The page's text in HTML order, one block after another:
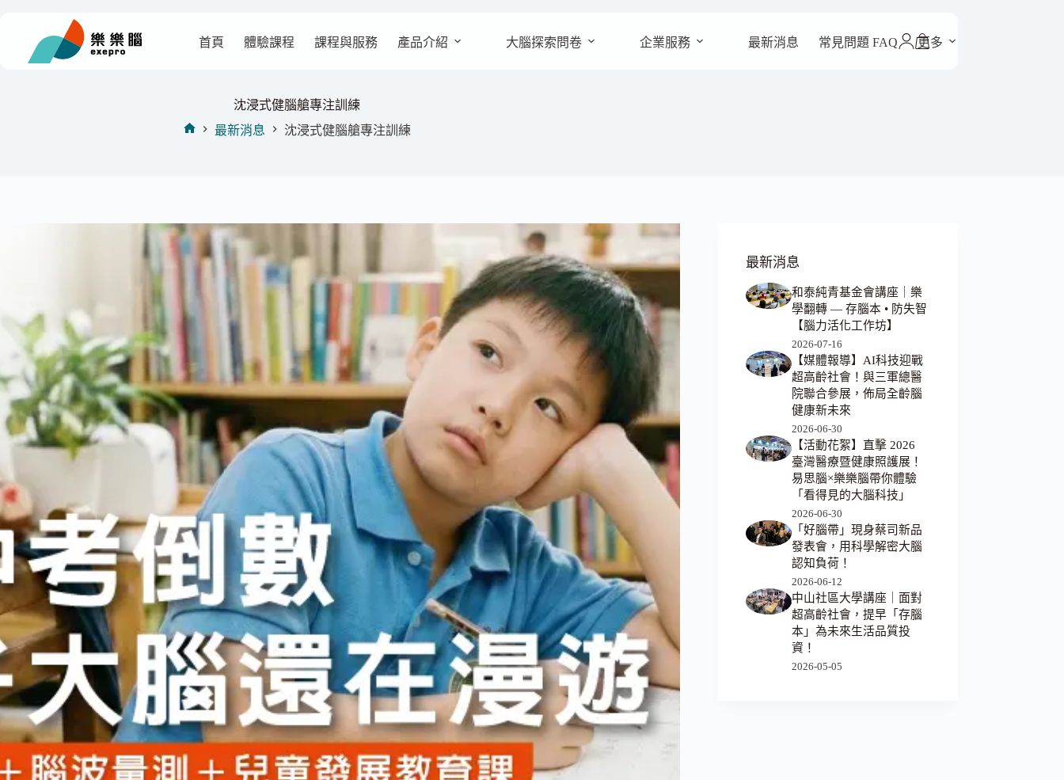
首頁 體驗課程 課程與服務 產品介紹 大腦探索問卷 企業服務 最新消息 常見問題 FAQ 更多
沈浸式健腦艙專注訓練
最新消息 沈浸式健腦艙專注訓練
最新消息
和泰純青基金會講座｜樂
學翻轉 — 存腦本 • 防失智
【腦力活化工作坊】
2026-07-16
【媒體報導】AI科技迎戰
超高齡社會！與三軍總醫
院聯合參展，佈局全齡腦
健康新未來
2026-06-30
【活動花絮】直擊 2026
臺灣醫療暨健康照護展！
易思腦×樂樂腦帶你體驗
「看得見的大腦科技」
2026-06-30
「好腦帶」現身蔡司新品
發表會，用科學解密大腦
認知負荷！
2026-06-12
中山社區大學講座｜面對
超高齡社會，提早「存腦
本」為未來生活品質投
資！
2026-05-05